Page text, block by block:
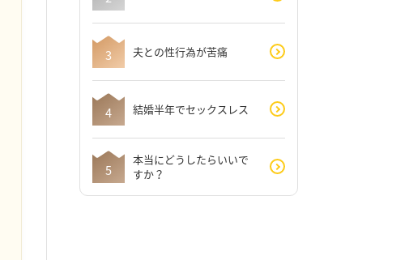
夫との性行為が苦痛
結婚半年でセックスレス
本当にどうしたらいいで
すか？